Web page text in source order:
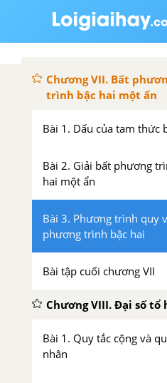
Chương VII. Bất
trình bậc hai một ẩn
Bài 1. Dấu của tam thức
Bài 2. Giải bất phương
hai một ẩn
Bài 3. Phương trình quy
phương trình bậc hai
Bài tập cuối chương VII
Chương VIII. Đại số tổ
Bài 1. Quy tắc cộng và
nhân